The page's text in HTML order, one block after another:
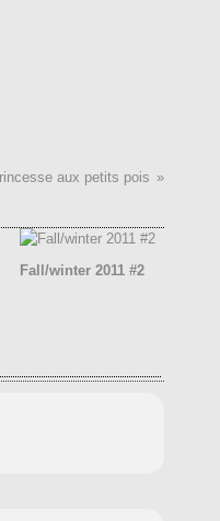
aux petits pois
Fall/winter 2011 #2